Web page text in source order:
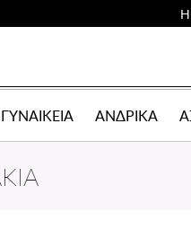
ΓΥΝΑΙΚΕΙΑ ΑΝΔΡΙΚΑ